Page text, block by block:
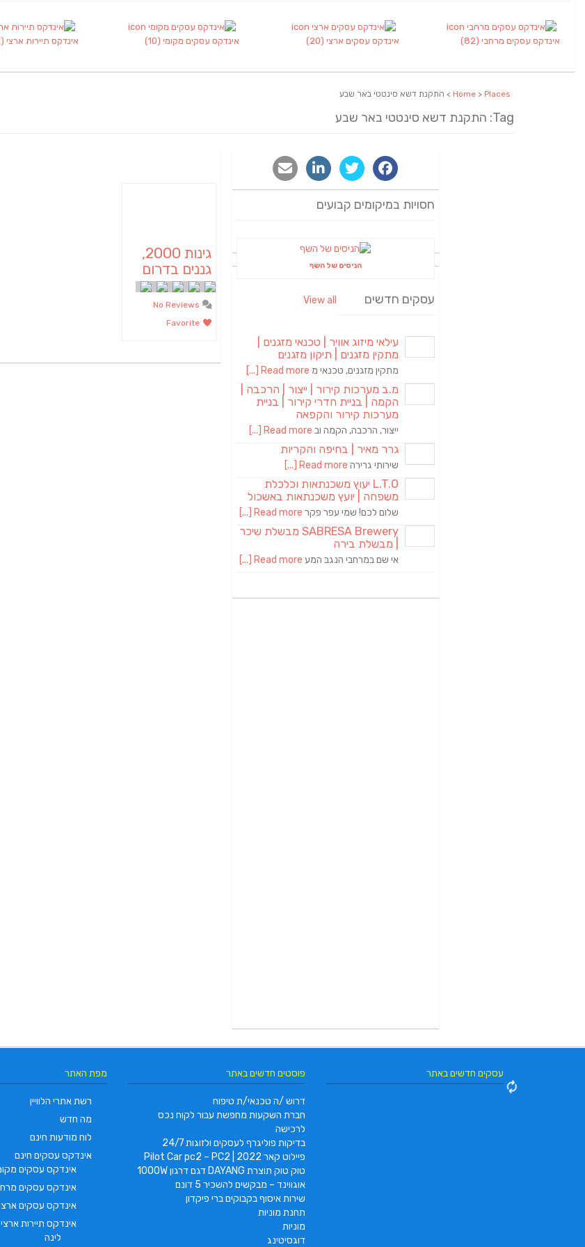
אינדקס עסקים מרחבי (82) אינדקס עסקים ארצי (20) אינדקס עסקים מקומי (10) אינדקס תיירות ארצי (2)
Home > Places > התקנת דשא סינטטי באר שבע
Tag: התקנת דשא סינטטי באר שבע
גינות 2000,
גננים בדרום
חסויות במיקומים קבועים
הניסים של השף
עסקים חדשים View all
עילאי מיזוג אוויר | טכנאי מזגנים |
מתקין מזגנים | תיקון מזגנים
מתקין מזגנים, טכנאי מ Read more [...]
מ.ב מערכות קירור | ייצור | הרכבה |
הקמה | בניית חדרי קירור | בניית
מערכות קירור והקפאה
ייצור, הרכבה, הקמה וב Read more [...]
גרר מאיר | בחיפה והקריות
שירותי גרירה Read more [...]
L.T.O יעוץ משכנתאות וכלכלת
משפחה | יועץ משכנתאות באשכול
שלום לכם! שמי עפר פקר Read more [...]
SABRESA Brewery מבשלת שיכר
| מבשלת בירה
אי שם במרחבי הנגב המע Read more [...]
מפת האתר
רשת אתרי הלוויין
מה חדש
לוח מודעות חינם
אינדקס עסקים חינם
אינדקס עסקים
אינדקס עסקים
אינדקס עסקים
אינדקס תיירות ארצי
לינה
פוסטים חדשים באתר
דרוש /ה טכנאי/ת טיפוח
חברת השקעות מחפשת עבור לקוח נכס
לרכישה
בדיקות פוליגרף לעסקים ולזוגות 24/7
פיילוט קאר 2022 | Pilot Car pc2 – PC2
טוק טוק תוצרת DAYANG דגם דרגון 1000W
אוגווינד – מבקשים להשכיר 5 דונם
שירות איסוף בקבוקים ברי פיקדון
תחנת מוניות
מוניות
דוגסיטינג
עסקים חדשים באתר